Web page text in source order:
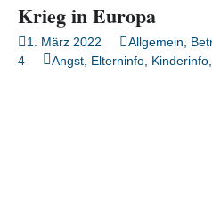
Krieg in Europa
1. März 2022 Allgemein
4
Angst Elterninfo Kinderinfo